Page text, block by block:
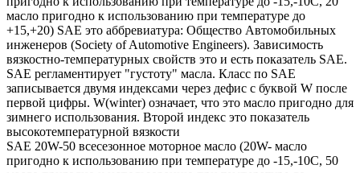
масло пригодно к использованию при температуре до
+15,+20) SAE это аббревиатура: Общество Автомобильных
инженеров (Society of Automotive Engineers). Зависимость
вязкостно-температурных свойств это и есть показатель SAE.
SAE регламентирует "густоту" масла. Класс по SAE
записывается двумя индексами через дефис с буквой W после
первой цифры. W(winter) означает, что это масло пригодно для
зимнего использования. Второй индекс это показатель
высокотемпературной вязкости
SAE 20W-50 всесезонное моторное масло (20W- масло
пригодно к использованию при температуре до -15,-10С, 50